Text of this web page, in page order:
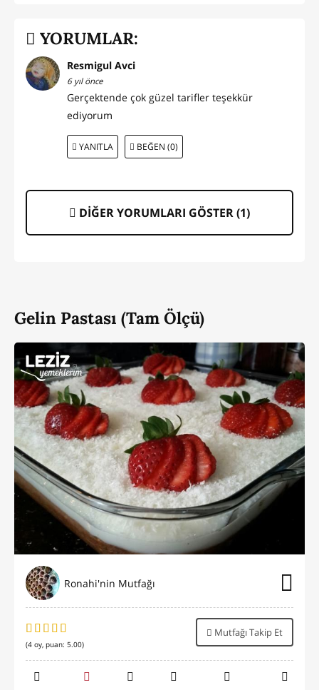
YORUMLAR:
Resmigul Avci
6 yıl önce
Gerçektende çok güzel tarifler teşekkür
ediyorum
YANITLA BEĞEN (0)
DİĞER YORUMLARI GÖSTER (1)
Gelin Pastası (Tam Ölçü)
Ronahi'nin Mutfağı
(4 oy, puan: 5.00)
Mutfağı Takip Et